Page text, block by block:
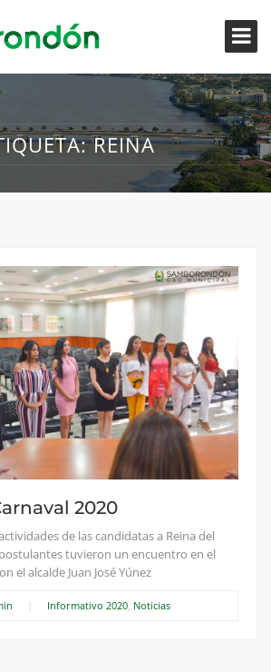
REINA
2020
de las candidatas a Reina del
tuvieron un encuentro en el
el alcalde Juan José Yúnez
Informativo 2020 Noticias